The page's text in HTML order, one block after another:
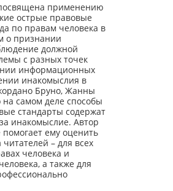
применению
острые правовые
по правам человека в
о признании
должной
с разных точек
информационных
инакомыслия в
Бруно, Жанны
на самом деле способы
стандарты содержат
инакомыслие. Автор
ему оценить
– для всех
человека и
а также для